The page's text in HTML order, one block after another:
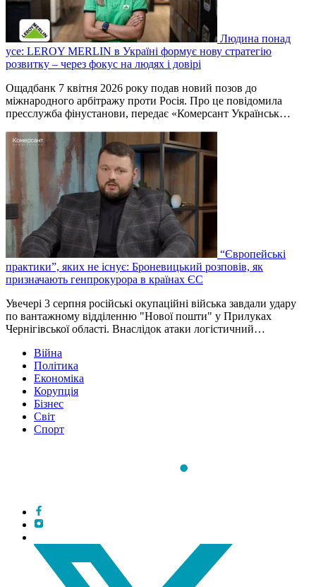
Людина понад
усе: LEROY MERLIN в Україні формує нову стратегію
розвитку – через фокус на людях і довірі
Ощадбанк 7 квітня 2026 року подав новий позов до
міжнародного арбітражу проти Росія. Про це повідомила
пресслужба фінустанови, передає «Комерсант Українськ…
“Європейські
практики”, яких не існує: Броневицький розповів, як
призначають генпрокурора в країнах ЄС
Увечері 3 серпня російські окупаційні війська завдали удару
по вантажному відділенню "Нової пошти" у Прилуках
Чернігівської області. Внаслідок атаки логістичний…
Війна
Політика
Економіка
Корупція
Бізнес
Світ
Спорт